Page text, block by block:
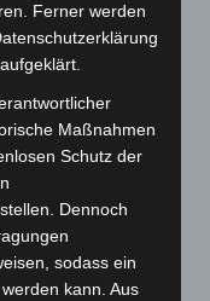
stellt der
unser-verein/ zum
der
für
sorgen
Ferner werden
Maßnahmen
Schutz der
Dennoch
sodass ein
kann. Aus